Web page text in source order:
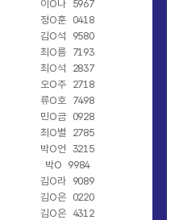
이O나
5967
정O훈
0418
김O석
9580
최O름
7193
최O석
2837
오O주
2718
류O호
7498
민O금
0928
최O별
2785
박O언 3215
박O 9984
김O라
9089
김O은
0220
김O은
4312